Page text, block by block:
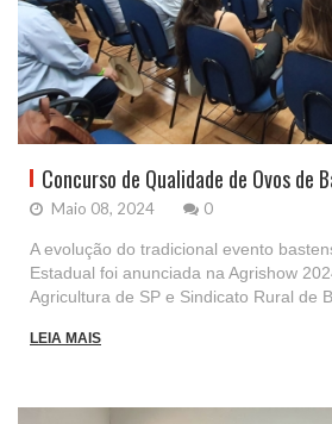
Concurso de Qualidade de Ovos de
Maio 08, 2024 0
A evolução do tradicional evento
Estadual foi anunciada na Agrishow
Agricultura de SP e Sindicato Rural de
LEIA MAIS